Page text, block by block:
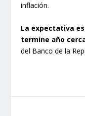
inflación.
La expectativa
termine año
del Banco de la